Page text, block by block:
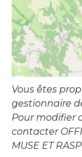
Vous êtes
gestionnaire
Pour modifier
contacter
MUSE ET